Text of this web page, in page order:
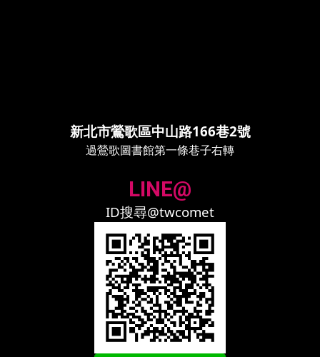
新北市鶯歌區中山路166巷2號
過鶯歌圖書館第一條巷子右轉
LINE@
ID搜尋@twcomet